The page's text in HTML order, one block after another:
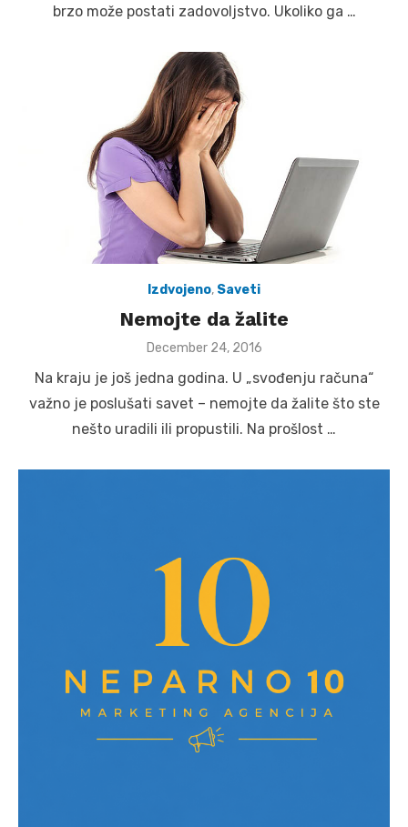
brzo može postati zadovoljstvo. Ukoliko ga …
Izdvojeno, Saveti
Nemojte da žalite
Posted
December 24, 2016
Na kraju je još jedna godina. U „svođenju računa“
važno je poslušati savet – nemojte da žalite što ste
nešto uradili ili propustili. Na prošlost …